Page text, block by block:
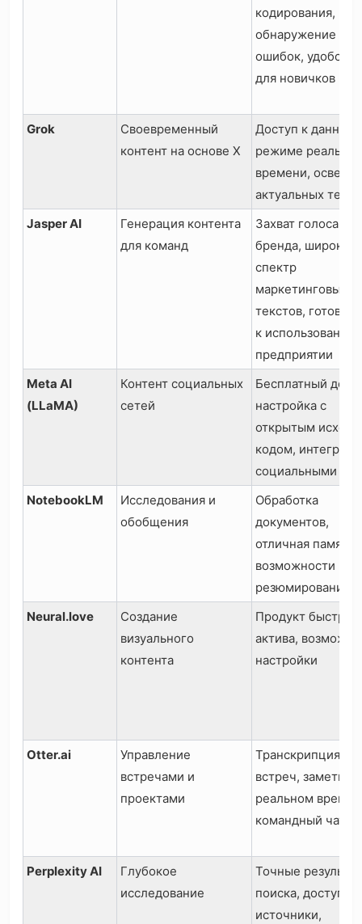
кодирования,
обнаружение
ошибок, удобство
для новичков
Grok
Своевременный
контент на основе X
Доступ к данным
режиме
времени,
актуальных тем
Jasper AI
Генерация контента
для команд
Захват голоса
бренда, широкий
спектр
маркетинговых
текстов,
к использованию
предприятии
Meta AI
(LLaMA)
Контент социальных
сетей
Бесплатный
настройка с
открытым
кодом,
социальными
NotebookLM
Исследования и
обобщения
Обработка
документов,
отличная память,
возможности
резюмирования
Neural.love
Создание
визуального
контента
Продукт
актива,
настройки
Otter.ai
Управление
встречами и
проектами
Транскрипция
встреч, заметки в
реальном
командный чат
Perplexity AI
Глубокое
исследование
Точные
поиска,
источники,